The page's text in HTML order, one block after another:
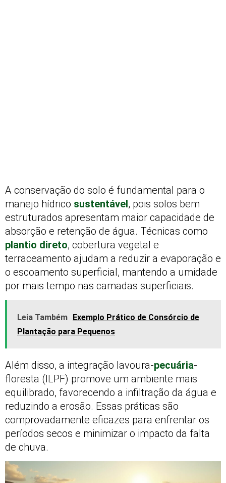
A conservação do solo é fundamental para o
manejo hídrico sustentável, pois solos bem
estruturados apresentam maior capacidade de
absorção e retenção de água. Técnicas como
plantio direto, cobertura vegetal e
terraceamento ajudam a reduzir a evaporação e
o escoamento superficial, mantendo a umidade
por mais tempo nas camadas superficiais.
Leia Também Exemplo Prático de Consórcio de
Plantação para Pequenos
Além disso, a integração lavoura-pecuária-
floresta (ILPF) promove um ambiente mais
equilibrado, favorecendo a infiltração da água e
reduzindo a erosão. Essas práticas são
comprovadamente eficazes para enfrentar os
períodos secos e minimizar o impacto da falta
de chuva.